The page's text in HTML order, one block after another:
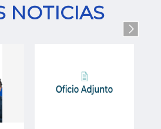
NOTICIAS